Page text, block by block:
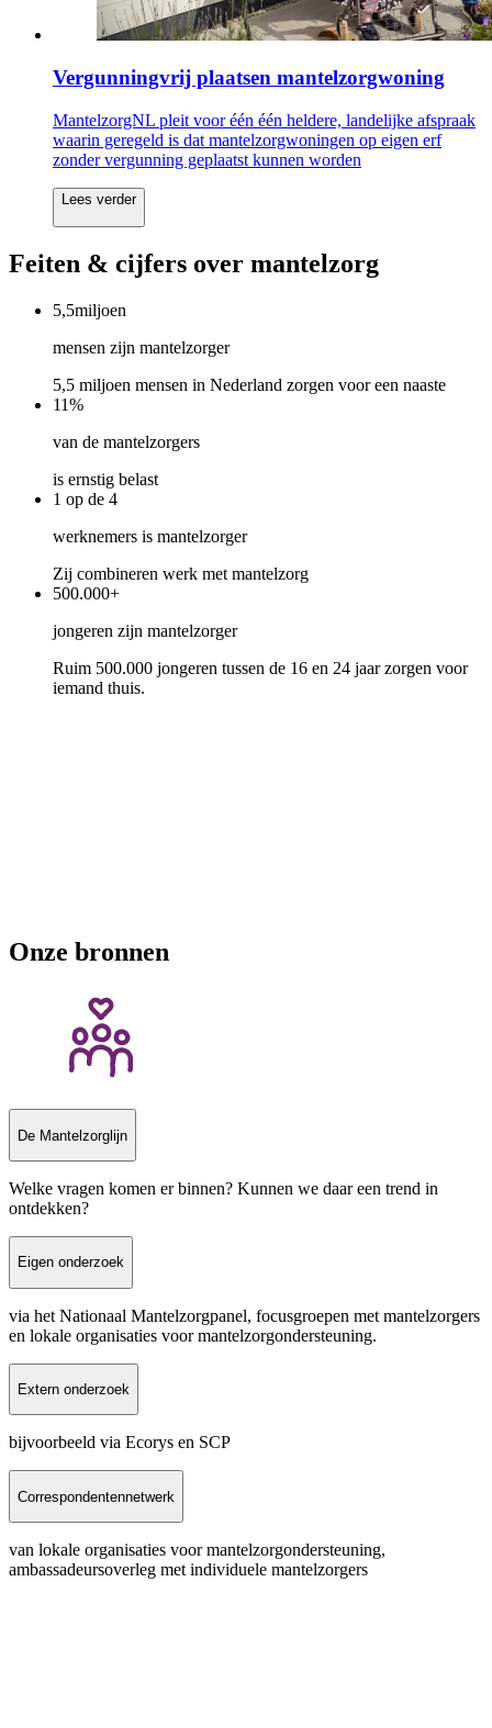
Vergunningvrij plaatsen mantelzorgwoning
MantelzorgNL pleit voor één één heldere, landelijke afspraak
waarin geregeld is dat mantelzorgwoningen op eigen erf
zonder vergunning geplaatst kunnen worden
Lees verder
Feiten & cijfers over mantelzorg
5,5miljoen
mensen zijn mantelzorger
5,5 miljoen mensen in Nederland zorgen voor een naaste
11%
van de mantelzorgers
is ernstig belast
1 op de 4
werknemers is mantelzorger
Zij combineren werk met mantelzorg
500.000+
jongeren zijn mantelzorger
Ruim 500.000 jongeren tussen de 16 en 24 jaar zorgen voor
iemand thuis.
Onze bronnen
De Mantelzorglijn
Welke vragen komen er binnen? Kunnen we daar een trend in
ontdekken?
Eigen onderzoek
via het Nationaal Mantelzorgpanel, focusgroepen met mantelzorgers
en lokale organisaties voor mantelzorgondersteuning.
Extern onderzoek
bijvoorbeeld via Ecorys en SCP
Correspondentennetwerk
van lokale organisaties voor mantelzorgondersteuning,
ambassadeursoverleg met individuele mantelzorgers